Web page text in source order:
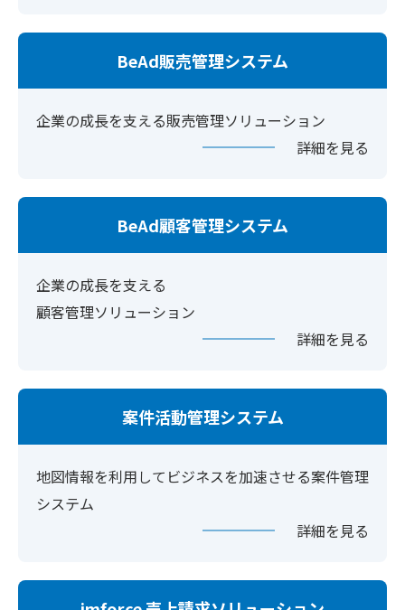
BeAd販売管理システム
企業の成長を支える販売管理ソリューション
詳細を見る
BeAd顧客管理システム
企業の成長を支える
顧客管理ソリューション
詳細を見る
案件活動管理システム
地図情報を利用してビジネスを加速させる案件管理
システム
詳細を見る